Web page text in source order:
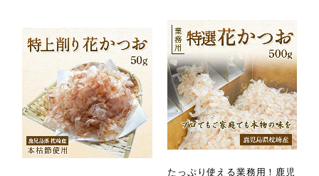
たっぷり使える業務用！鹿児